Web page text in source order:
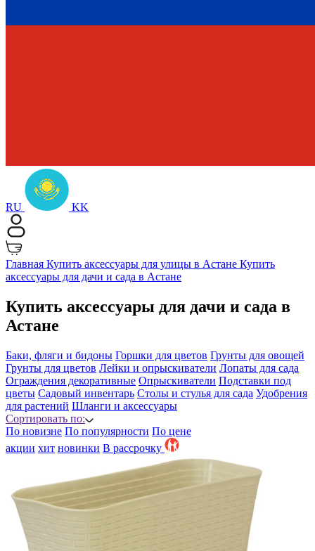
RU KK
Главная Купить аксессуары для улицы в Астане Купить
аксессуары для дачи и сада в Астане
Купить аксессуары для дачи и сада в
Астане
Баки, фляги и бидоны Горшки для цветов Грунты для овощей
Грунты для цветов Лейки и опрыскиватели Лопаты для сада
Ограждения декоративные Опрыскиватели Подставки под
цветы Садовый инвентарь Столы и стулья для сада Удобрения
для растений Шланги и аксессуары
Сортировать по:
По новизне По популярности По цене
акции хит новинки B рассрочку